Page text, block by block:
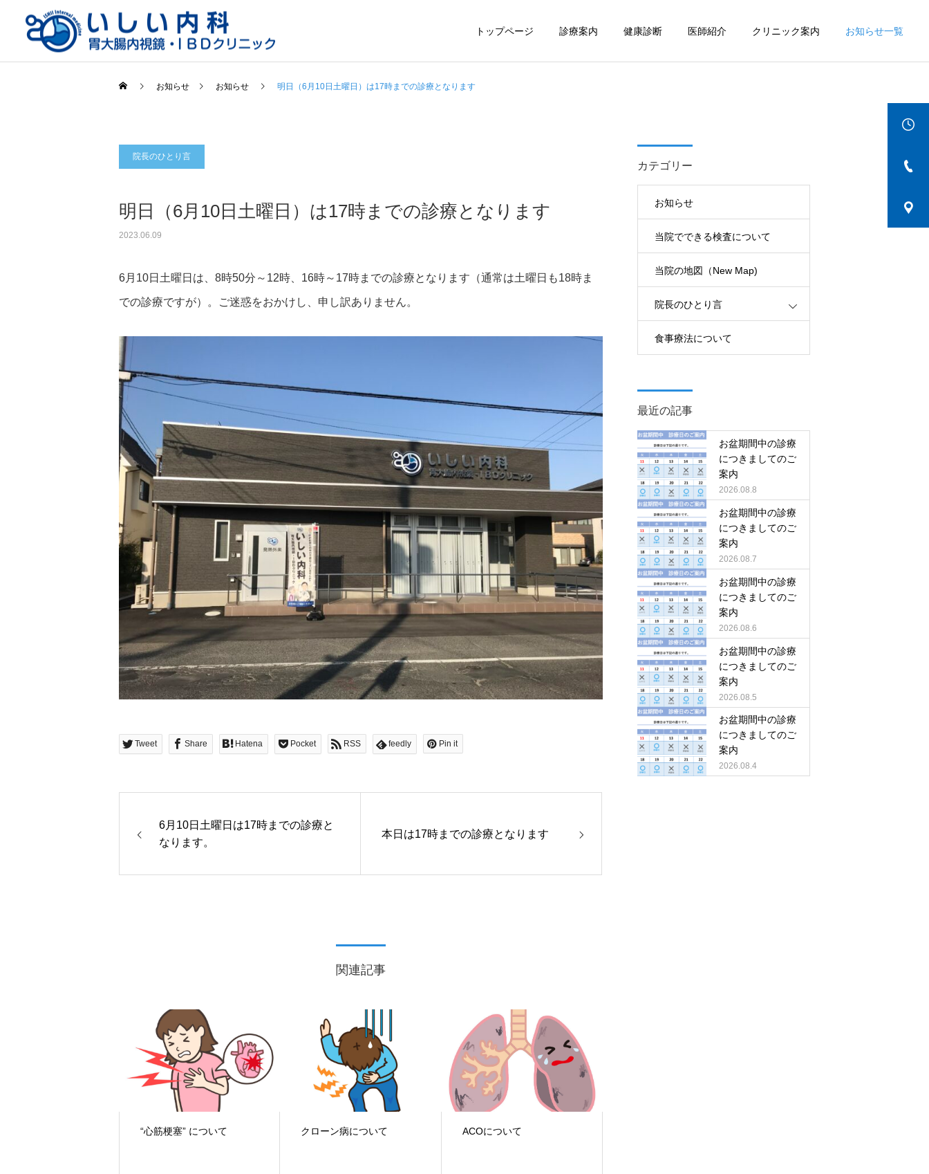
トップページ 診療案内 健康診断 医師紹介 クリニック案内 お知らせ一覧
お知らせ お知らせ 明日（6月10日土曜日）は17時までの診療となります
院長のひとり言
明日（6月10日土曜日）は17時までの診療となります
2023.06.09
6月10日土曜日は、8時50分～12時、16時～17時までの診療となります（通常は土曜日も18時ま
での診療ですが）。ご迷惑をおかけし、申し訳ありません。
Tweet Share Hatena Pocket RSS feedly Pin it
6月10日土曜日は17時までの診療と
なります。
本日は17時までの診療となります
関連記事
“心筋梗塞” について クローン病について ACOについて
カテゴリー
お知らせ
当院でできる検査について
当院の地図（New Map)
院長のひとり言
食事療法について
最近の記事
お盆期間中の診療
につきましてのご
案内
2026.08.8
お盆期間中の診療
につきましてのご
案内
2026.08.7
お盆期間中の診療
につきましてのご
案内
2026.08.6
お盆期間中の診療
につきましてのご
案内
2026.08.5
お盆期間中の診療
につきましてのご
案内
2026.08.4